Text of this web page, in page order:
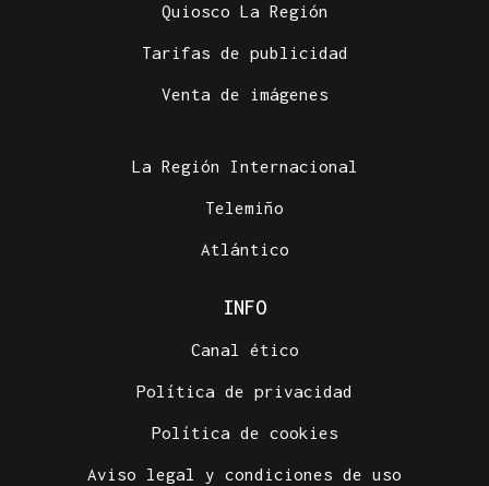
Quiosco La Región
Tarifas de publicidad
Venta de imágenes
La Región Internacional
Telemiño
Atlántico
INFO
Canal ético
Política de privacidad
Política de cookies
Aviso legal y condiciones de uso